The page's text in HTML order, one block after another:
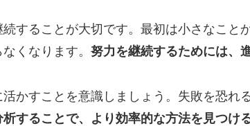
することが大切です。最初は小さなこ
くなります。努力を継続するためには、
かすことを意識しましょう。失敗を恐
することで、より効率的な方法を見つけ